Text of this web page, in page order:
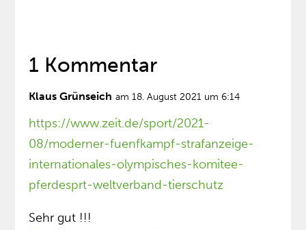
1 Kommentar
Klaus Grünseich am 18. August 2021 um 6:14
https://www.zeit.de/sport/2021-
08/moderner-fuenfkampf-strafanzeige-
internationales-olympisches-komitee-
pferdesprt-weltverband-tierschutz
Sehr gut !!!